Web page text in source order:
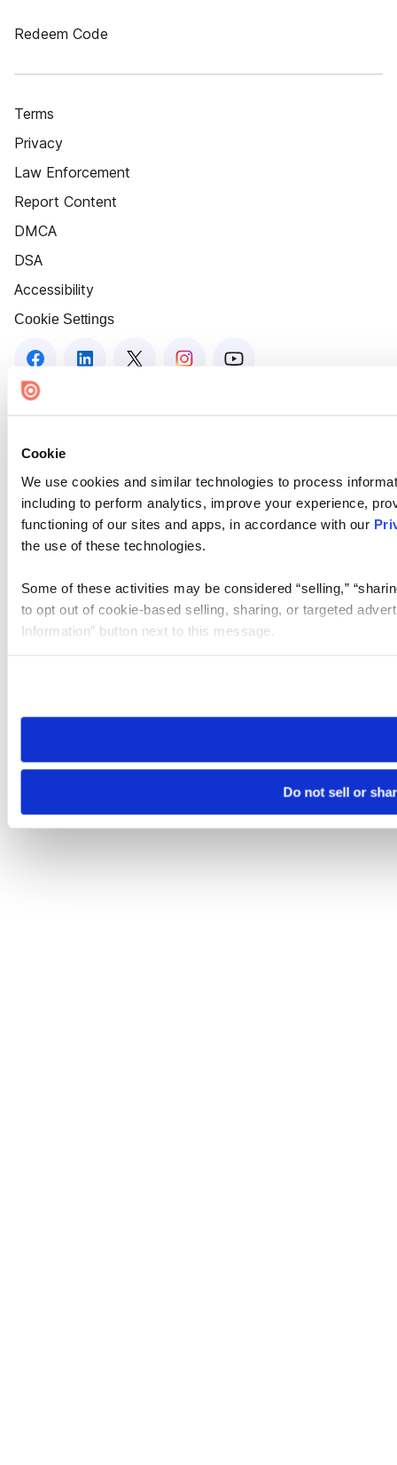
Cookie
We use cookies and similar technologies to process
including to perform analytics, improve your experience,
functioning of our sites and apps, in accordance with our
the use of these technologies.
Some of these activities may be considered “selling,”
to opt out of cookie-based selling, sharing, or targeted
Information” button next to this message.
need to be set again.
Do not sell or
Redeem Code
Terms
Privacy
Law Enforcement
Report Content
DMCA
DSA
Accessibility
Cookie Settings